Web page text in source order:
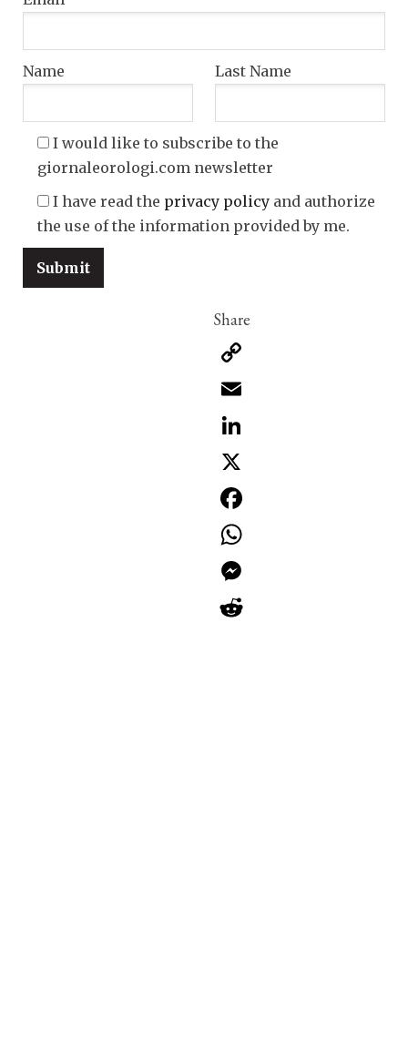
Name Last Name
I would like to subscribe to the
giornaleorologi.com newsletter
I have read the privacy policy and authorize
the use of the information provided by me.